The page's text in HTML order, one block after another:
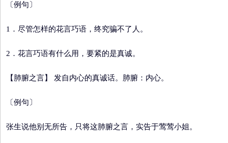
〔例句〕
1．尽管怎样的花言巧语，终究骗不了人。
2．花言巧语有什么用，要紧的是真诚。
【肺腑之言】 发自内心的真诚话。肺腑：内心。
〔例句〕
张生说他别无所告，只将这肺腑之言，实告于莺莺小姐。